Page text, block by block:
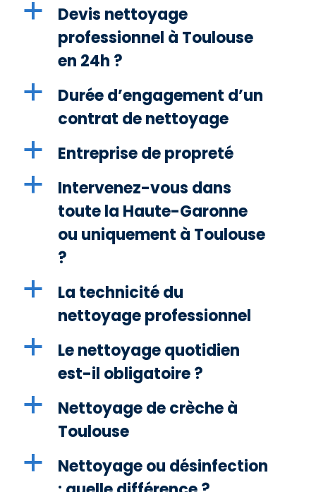
a
Devis nettoyage
professionnel à Toulouse
en 24h ?
a
Durée d’engagement d’un
contrat de nettoyage
a Entreprise de propreté
a
Intervenez-vous dans
toute la Haute-Garonne
ou uniquement à Toulouse
?
a
La technicité du
nettoyage professionnel
a
Le nettoyage quotidien
est-il obligatoire ?
a
Nettoyage de crèche à
Toulouse
a
Nettoyage ou désinfection